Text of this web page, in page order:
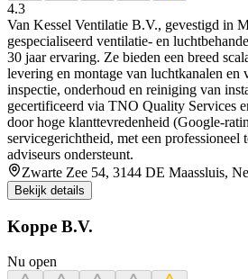
4.3
Van Kessel Ventilatie B.V., gevestigd in
gespecialiseerd ventilatie- en
30 jaar ervaring. Ze bieden een breed
levering en montage van luchtkanalen en
inspectie, onderhoud en reiniging van
gecertificeerd via TNO Quality Services
door hoge klanttevredenheid (Google-
servicegerichtheid, met een professioneel
adviseurs ondersteunt.
Zwarte Zee 54, 3144 DE Maassluis,
Bekijk details
Koppe B.V.
Nu open